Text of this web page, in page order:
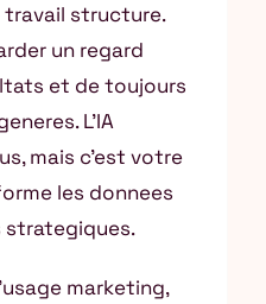
travail structure.
un regard
et de toujours
L’IA
mais c’est votre
les donnees
strategiques.
marketing,